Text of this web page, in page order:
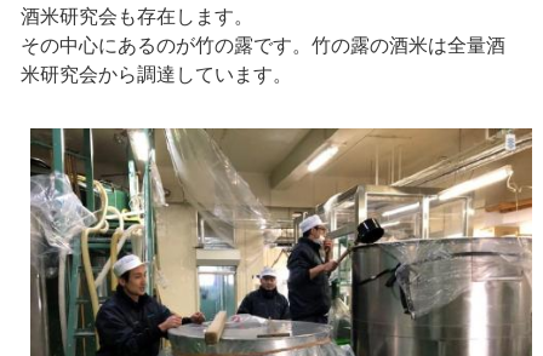
酒米研究会も存在します。
その中心にあるのが竹の露です。竹の露の酒米は全量酒
米研究会から調達しています。